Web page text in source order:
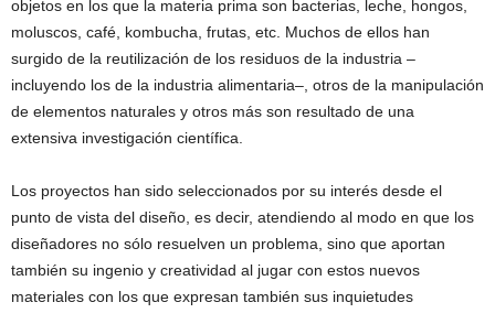
objetos en los que la materia prima son bacterias, leche, hongos,
moluscos, café, kombucha, frutas, etc. Muchos de ellos han
surgido de la reutilización de los residuos de la industria –
incluyendo los de la industria alimentaria–, otros de la manipulación
de elementos naturales y otros más son resultado de una
extensiva investigación científica.
Los proyectos han sido seleccionados por su interés desde el
punto de vista del diseño, es decir, atendiendo al modo en que los
diseñadores no sólo resuelven un problema, sino que aportan
también su ingenio y creatividad al jugar con estos nuevos
materiales con los que expresan también sus inquietudes